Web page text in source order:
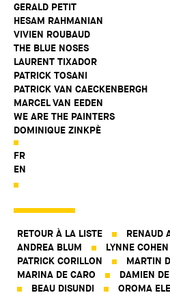
GERALD PETIT
HESAM RAHMANIAN
VIVIEN ROUBAUD
THE BLUE NOSES
LAURENT TIXADOR
PATRICK TOSANI
PATRICK VAN CAECKENBERGH
MARCEL VAN EEDEN
WE ARE THE PAINTERS
DOMINIQUE ZINKPÈ
FR
EN
RETOUR À LA LISTE
RENAUD
ANDREA BLUM
LYNNE
PATRICK CORILLON
MARTIN
MARINA DE CARO
DAMIEN
BEAU DISUNDI
OROMA